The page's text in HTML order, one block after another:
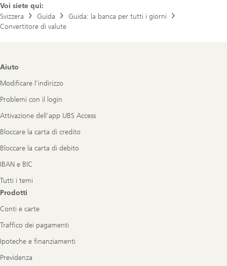
Voi siete qui:
Svizzera
Guida
Guida: la banca per tutti i giorni
Convertitore di valute
Footer
Aiuto
Modificare l’indirizzo
Problemi con il login
Attivazione dell'app UBS Access
Bloccare la carta di credito
Bloccare la carta di debito
IBAN e BIC
Tutti i temi
Prodotti
Conti e carte
Traffico dei pagamenti
Ipoteche e finanziamenti
Previdenza